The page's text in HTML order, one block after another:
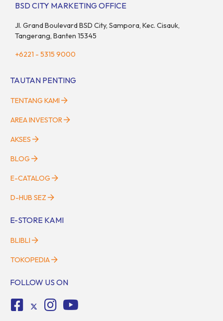
BSD CITY MARKETING OFFICE
Jl. Grand Boulevard BSD City, Sampora, Kec. Cisauk,
Tangerang, Banten 15345
+6221 - 5315 9000
TAUTAN PENTING
TENTANG KAMI
AREA INVESTOR
AKSES
BLOG
E-CATALOG
D-HUB SEZ
E-STORE KAMI
BLIBLI
TOKOPEDIA
FOLLOW US ON